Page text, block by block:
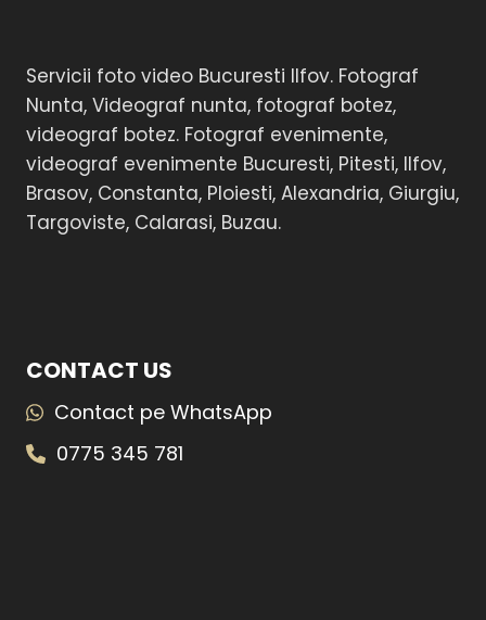
Servicii foto video Bucuresti Ilfov. Fotograf
Nunta, Videograf nunta, fotograf botez,
videograf botez. Fotograf evenimente,
videograf evenimente Bucuresti, Pitesti, Ilfov,
Brasov, Constanta, Ploiesti, Alexandria, Giurgiu,
Targoviste, Calarasi, Buzau.
CONTACT US
Contact pe WhatsApp
0775 345 781